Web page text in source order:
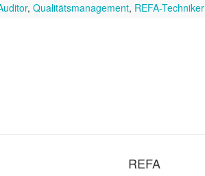
, Qualitätsmanagement, REFA-Techniker
REFA